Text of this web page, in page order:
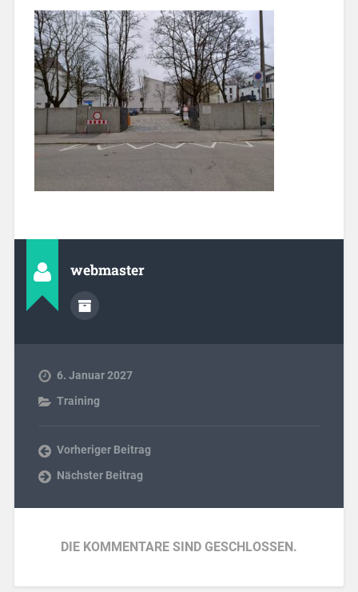
webmaster
6. Januar 2027
Training
Vorheriger Beitrag
Nächster Beitrag
DIE KOMMENTARE SIND GESCHLOSSEN.